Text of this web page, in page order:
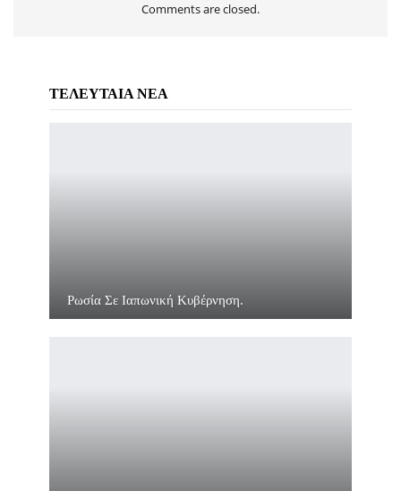
Comments are closed.
ΤΕΛΕΥΤΑΙΑ ΝΕΑ
Ρωσία Σε Ιαπωνική Κυβέρνηση.